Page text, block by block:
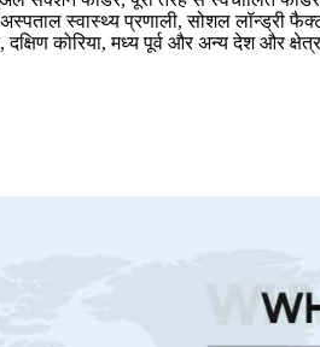
स्वास्थ्य प्रणाली, सोशल लॉन्ड्री
कोरिया, मध्य पूर्व और अन्य देश और